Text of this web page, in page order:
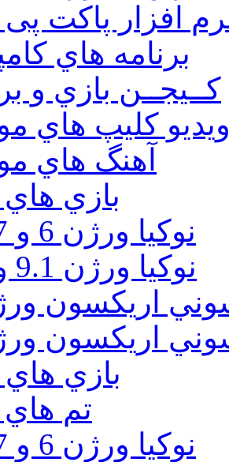
افزار پاکت
برنامه هاي
كــيجــن بازي و
كليپ هاي
آهنگ هاي
بازي هاي
نوكيا ورژن 6 و 7 و 8
نوكيا ورژن 9.1 و 9.2
اريكسون
اريكسون
بازي هاي
تم هاي
نوكيا ورژن 6 و 7 و 8